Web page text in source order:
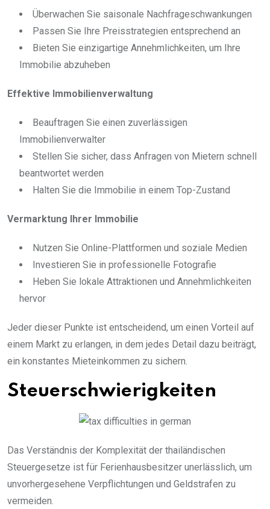
Überwachen Sie saisonale Nachfrageschwankungen
Passen Sie Ihre Preisstrategien entsprechend an
Bieten Sie einzigartige Annehmlichkeiten, um Ihre
Immobilie abzuheben
Effektive Immobilienverwaltung
Beauftragen Sie einen zuverlässigen
Immobilienverwalter
Stellen Sie sicher, dass Anfragen von Mietern schnell
beantwortet werden
Halten Sie die Immobilie in einem Top-Zustand
Vermarktung Ihrer Immobilie
Nutzen Sie Online-Plattformen und soziale Medien
Investieren Sie in professionelle Fotografie
Heben Sie lokale Attraktionen und Annehmlichkeiten
hervor
Jeder dieser Punkte ist entscheidend, um einen Vorteil auf
einem Markt zu erlangen, in dem jedes Detail dazu beiträgt,
ein konstantes Mieteinkommen zu sichern.
Steuerschwierigkeiten
Das Verständnis der Komplexität der thailändischen
Steuergesetze ist für Ferienhausbesitzer unerlässlich, um
unvorhergesehene Verpflichtungen und Geldstrafen zu
vermeiden.